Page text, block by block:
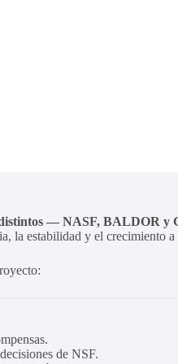
distintos — NASF, BALDOR y
la estabilidad y el crecimiento a
de NSF.